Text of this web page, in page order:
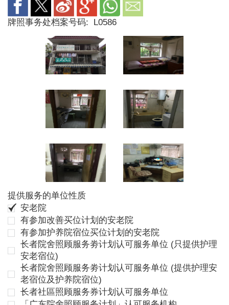
牌照事务处档案号码: L0586
提供服务的单位性质
安老院
有参加改善买位计划的安老院
有参加护养院宿位买位计划的安老院
长者院舍照顾服务劵计划认可服务单位 (只提供护理
安老宿位)
长者院舍照顾服务劵计划认可服务单位 (提供护理安
老宿位及护养院宿位)
长者社區照顾服务券计划认可服务单位